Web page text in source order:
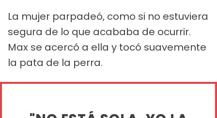
La mujer parpadeó, como si no estuviera
segura de lo que acababa de ocurrir.
Max se acercó a ella y tocó suavemente
la pata de la perra.